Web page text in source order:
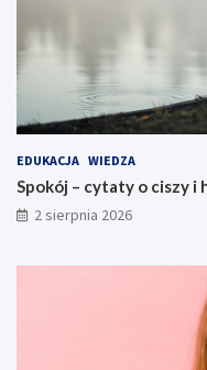
EDUKACJA WIEDZA
Spokój – cytaty o ciszy i
2 sierpnia 2026